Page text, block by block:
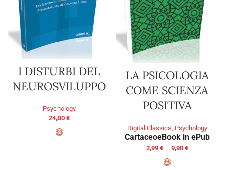
I DISTURBI DEL
NEUROSVILUPPO
Psychology
24,00 €
LA PSICOLOGIA
COME SCIENZA
POSITIVA
Digital Classics, Psychology
CartaceoeBook in ePub
2,99 € – 9,90 €